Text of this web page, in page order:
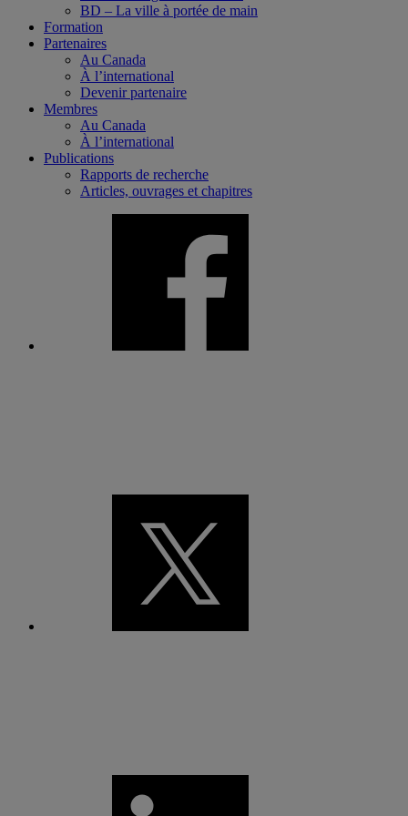
BD – La ville à portée de main
Formation
Partenaires
Au Canada
À l’international
Devenir partenaire
Membres
Au Canada
À l’international
Publications
Rapports de recherche
Articles, ouvrages et chapitres